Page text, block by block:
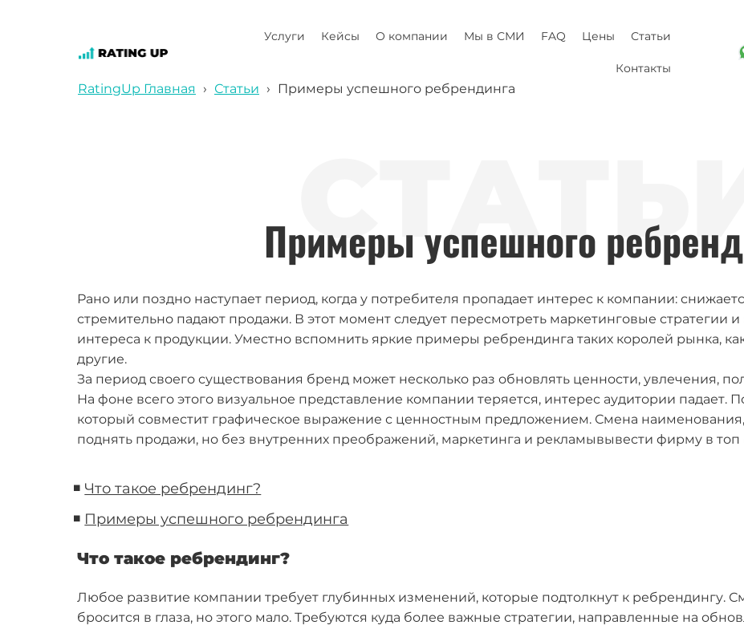
Примеры успешного
Услуги Кейсы О компании Мы в СМИ FAQ Цены Статьи
Контакты
RatingUp Главная › Статьи › Примеры успешного ребрендинга
Что такое ребрендинг?
Любое развитие компании требует глубинных изменений, которые подтолкнут к ребрендингу.
бросится в глаза, но этого мало. Требуются куда более важные стратегии, направленные на
Рано или поздно наступает период, когда у потребителя пропадает интерес к компании:
стремительно падают продажи. В этот момент следует пересмотреть маркетинговые стратегии
интереса к продукции. Уместно вспомнить яркие примеры ребрендинга таких королей рынка,
другие.
За период своего существования бренд может несколько раз обновлять ценности, увлечения,
На фоне всего этого визуальное представление компании теряется, интерес аудитории падает.
который совместит графическое выражение с ценностным предложением. Смена наименования,
поднять продажи, но без внутренних преображений, маркетинга и рекламывывести фирму в
◾ Что такое ребрендинг?
◾ Примеры успешного ребрендинга